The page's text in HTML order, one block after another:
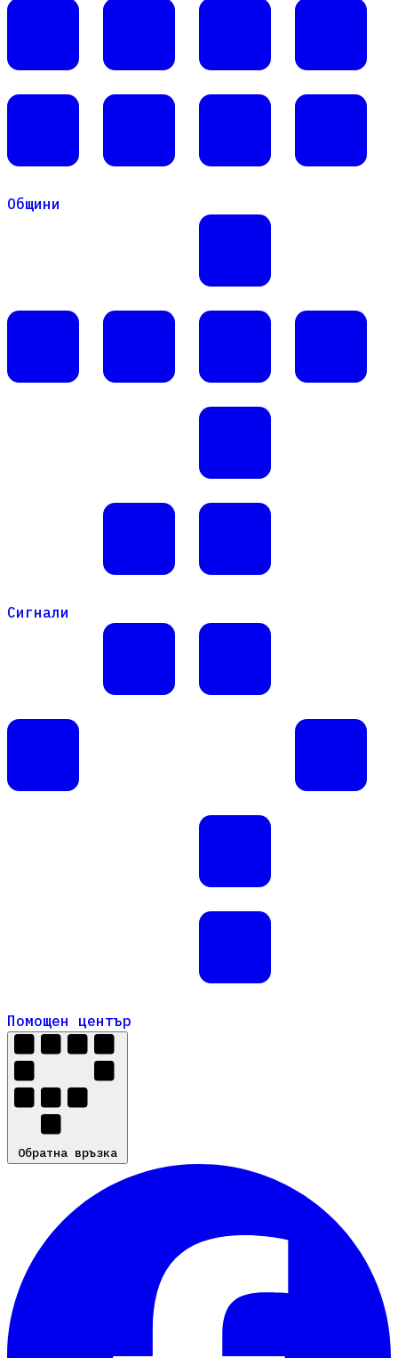
Общини
Сигнали
Помощен център
Помощен център
Обратна връзка
Обратна връзка